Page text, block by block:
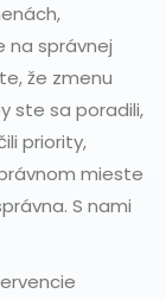
na správnej
že zmenu
ste sa poradili,
priority,
mieste
S nami